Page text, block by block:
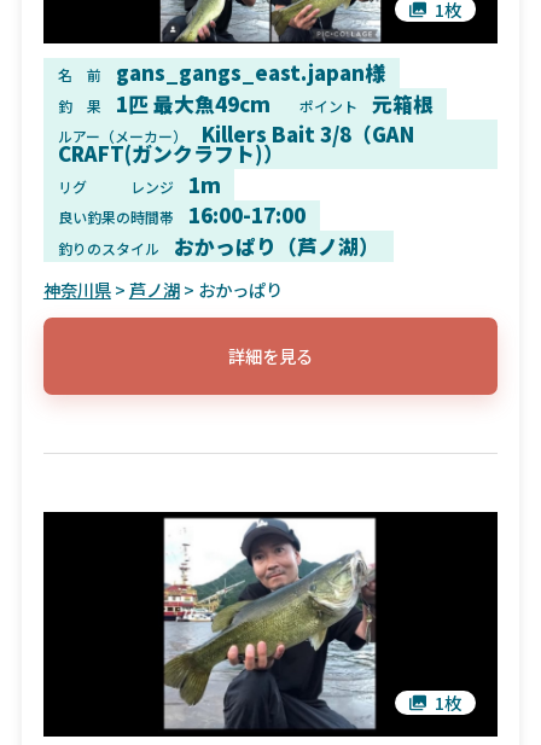
1枚
名 前 gans_gangs_east.japan様
釣 果 1匹 最大魚49cm ポイント 元箱根
ルアー（メーカー） Killers Bait 3/8（GAN
CRAFT(ガンクラフト)）
リグ レンジ 1m
良い釣果の時間帯 16:00-17:00
釣りのスタイル おかっぱり（芦ノ湖）
神奈川県>芦ノ湖> おかっぱり
詳細を見る
1枚